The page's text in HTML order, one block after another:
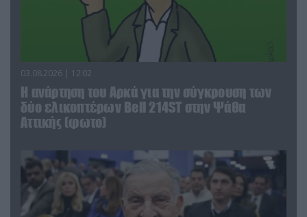
03.08.2026 | 12:02
Η ανάρτηση του Αρκά για την σύγκρουση των
δύο ελικοπτέρων Bell 214ST στην Ψάθα
Αττικής (φωτο)